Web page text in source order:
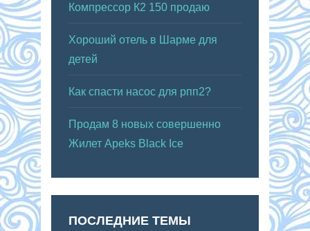
Компрессор К2 150 продаю
Хороший отель в Шарме для
детей
Как спасти насос для рпп2?
Продам 8 новых совершенно
Жилет Apeks Black Ice
ПОСЛЕДНИЕ ТЕМЫ